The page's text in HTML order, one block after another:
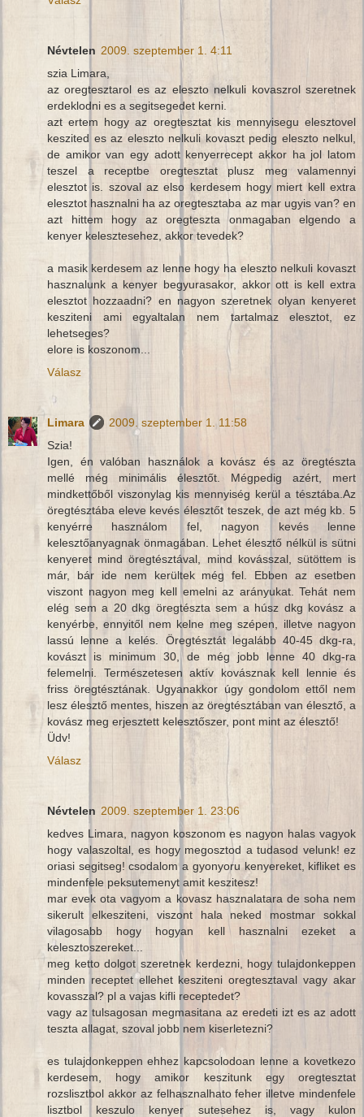
Névtelen 2009. szeptember 1. 4:11
szia Limara,
az oregtesztarol es az eleszto nelkuli kovaszrol szeretnek
erdeklodni es a segitsegedet kerni.
azt ertem hogy az oregtesztat kis mennyisegu elesztovel
keszited es az eleszto nelkuli kovaszt pedig eleszto nelkul,
de amikor van egy adott kenyerrecept akkor ha jol latom
teszel a receptbe oregtesztat plusz meg valamennyi
elesztot is. szoval az elso kerdesem hogy miert kell extra
elesztot hasznalni ha az oregtesztaba az mar ugyis van? en
azt hittem hogy az oregteszta onmagaban elgendo a
kenyer kelesztesehez, akkor tevedek?
a masik kerdesem az lenne hogy ha eleszto nelkuli kovaszt
hasznalunk a kenyer begyurasakor, akkor ott is kell extra
elesztot hozzaadni? en nagyon szeretnek olyan kenyeret
kesziteni ami egyaltalan nem tartalmaz elesztot, ez
lehetseges?
elore is koszonom...
Válasz
Limara
2009. szeptember 1. 11:58
Szia!
Igen, én valóban használok a kovász és az öregtészta
mellé még minimális élesztőt. Mégpedig azért, mert
mindkettőből viszonylag kis mennyiség kerül a tésztába.Az
öregtésztába eleve kevés élesztőt teszek, de azt még kb. 5
kenyérre használom fel, nagyon kevés lenne
kelesztőanyagnak önmagában. Lehet élesztő nélkül is sütni
kenyeret mind öregtésztával, mind kovásszal, sütöttem is
már, bár ide nem kerültek még fel. Ebben az esetben
viszont nagyon meg kell emelni az arányukat. Tehát nem
elég sem a 20 dkg öregtészta sem a húsz dkg kovász a
kenyérbe, ennyitől nem kelne meg szépen, illetve nagyon
lassú lenne a kelés. Öregtésztát legalább 40-45 dkg-ra,
kovászt is minimum 30, de még jobb lenne 40 dkg-ra
felemelni. Természetesen aktív kovásznak kell lennie és
friss öregtésztának. Ugyanakkor úgy gondolom ettől nem
lesz élesztő mentes, hiszen az öregtésztában van élesztő, a
kovász meg erjesztett kelesztőszer, pont mint az élesztő!
Üdv!
Válasz
Névtelen 2009. szeptember 1. 23:06
kedves Limara, nagyon koszonom es nagyon halas vagyok
hogy valaszoltal, es hogy megosztod a tudasod velunk! ez
oriasi segitseg! csodalom a gyonyoru kenyereket, kifliket es
mindenfele peksutemenyt amit keszitesz!
mar evek ota vagyom a kovasz hasznalatara de soha nem
sikerult elkesziteni, viszont hala neked mostmar sokkal
vilagosabb hogy hogyan kell hasznalni ezeket a
kelesztoszereket...
meg ketto dolgot szeretnek kerdezni, hogy tulajdonkeppen
minden receptet ellehet kesziteni oregtesztaval vagy akar
kovasszal? pl a vajas kifli receptedet?
vagy az tulsagosan megmasitana az eredeti izt es az adott
teszta allagat, szoval jobb nem kiserletezni?
es tulajdonkeppen ehhez kapcsolodoan lenne a kovetkezo
kerdesem, hogy amikor keszitunk egy oregtesztat
rozslisztbol akkor az felhasznalhato feher illetve mindenfele
lisztbol keszulo kenyer sutesehez is, vagy kulon